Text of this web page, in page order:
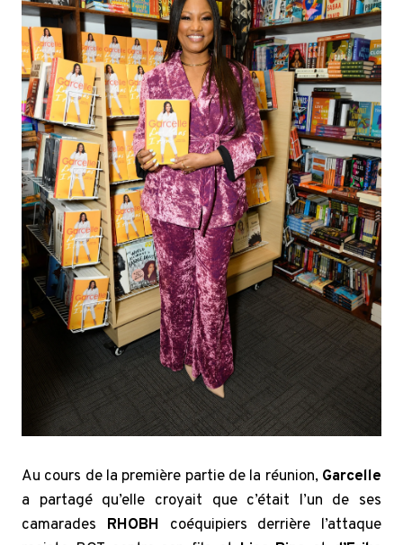
Au cours de la première partie de la réunion, Garcelle
a partagé qu’elle croyait que c’était l’un de ses
camarades RHOBH coéquipiers derrière l’attaque